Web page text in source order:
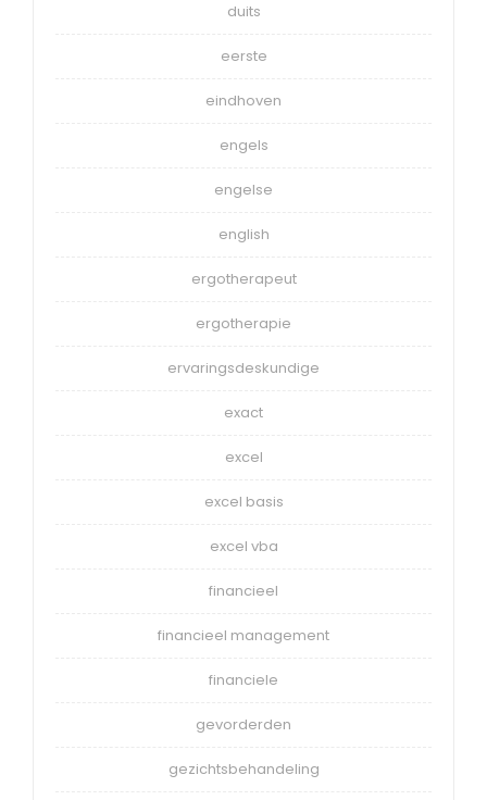
duits
eerste
eindhoven
engels
engelse
english
ergotherapeut
ergotherapie
ervaringsdeskundige
exact
excel
excel basis
excel vba
financieel
financieel management
financiele
gevorderden
gezichtsbehandeling